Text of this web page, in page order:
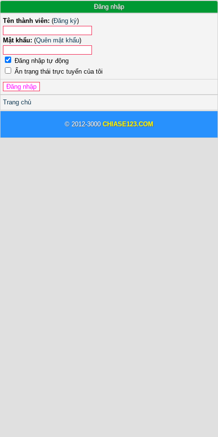
Đăng nhập
Tên thành viên: (Đăng ký)
Mật khẩu: (Quên mật khẩu)
Đăng nhập tự động
Ẩn trạng thái trực tuyến của tôi
Trang chủ
© 2012-3000 CHIASE123.COM